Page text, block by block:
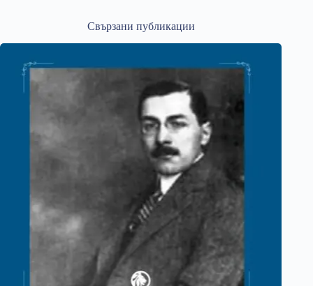
Свързани публикации